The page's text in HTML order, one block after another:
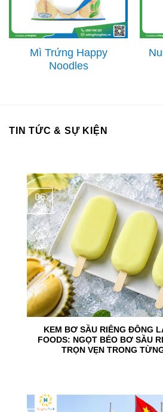
Mì Trứng Happy
Noodles
TIN TỨC & SỰ KIỆN
KEM BƠ SẦU RIÊNG ĐÔNG
FOODS: NGỌT BÉO BƠ SẦU
TRỌN VẸN TRONG
06
Aug